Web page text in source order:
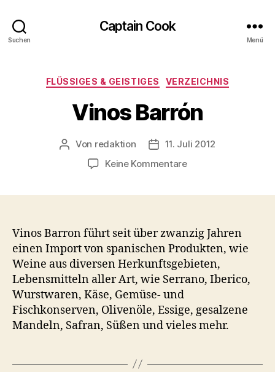
Suchen
Captain Cook
Menü
Kategorien
FLÜSSIGES & GEISTIGES VERZEICHNIS
Vinos Barrón
Beitragsautor
Von redaktion Veröffentlichungsdatum
11. Juli 2012
Keine Kommentarezu
Vinos Barron führt seit über zwanzig Jahren
einen Import von spanischen Produkten, wie
Weine aus diversen Herkunftsgebieten,
Lebensmitteln aller Art, wie Serrano, Iberico,
Wurstwaren, Käse, Gemüse- und
Fischkonserven, Olivenöle, Essige, gesalzene
Mandeln, Safran, Süßen und vieles mehr.